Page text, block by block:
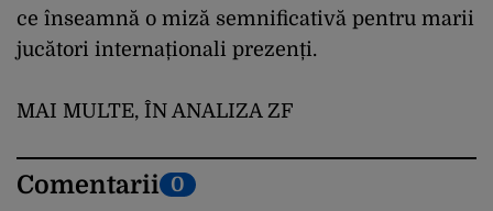
ce înseamnă o miză semnificativă pentru marii
jucători internaționali prezenți.
MAI MULTE, ÎN ANALIZA ZF
Comentarii 0